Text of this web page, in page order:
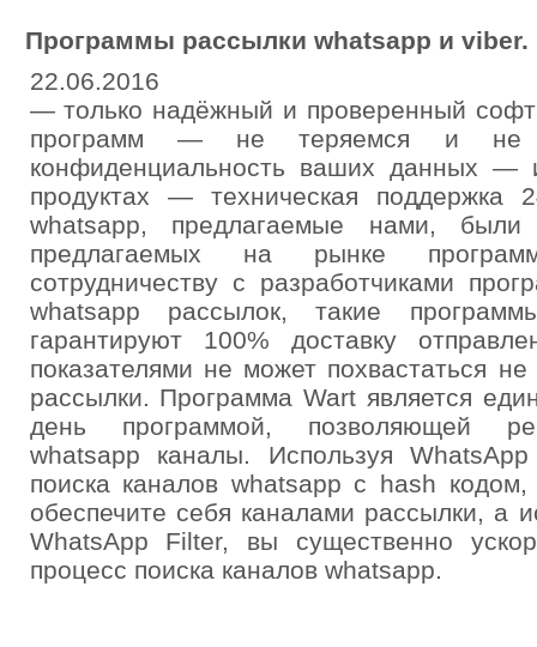
Программы рассылки whatsapp и viber.
22.06.2016
— только надёжный и проверенный
программ — не теряемся и не
конфиденциальность ваших данных —
продуктах — техническая поддержка
whatsapp, предлагаемые нами,
предлагаемых на рынке
сотрудничеству с разработчиками
whatsapp рассылок, такие
гарантируют 100% доставку
показателями не может похвастаться
рассылки. Программа Wart является
день программой, позволяющей
whatsapp каналы. Используя
поиска каналов whatsapp с hash
обеспечите себя каналами рассылки, а
WhatsApp Filter, вы существенно
процесс поиска каналов whatsapp.